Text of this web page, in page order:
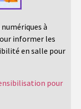
à
informer les
en salle pour
pour